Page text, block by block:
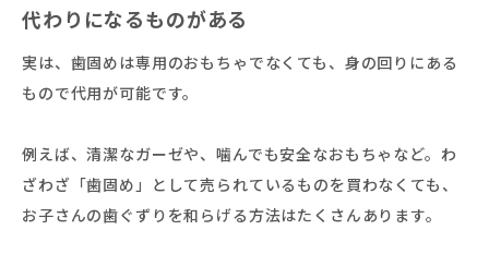
代わりになるものがある
実は、歯固めは専用のおもちゃでなくても、身の回りにある
もので代用が可能です。
例えば、清潔なガーゼや、噛んでも安全なおもちゃなど。わ
ざわざ「歯固め」として売られているものを買わなくても、
お子さんの歯ぐずりを和らげる方法はたくさんあります。